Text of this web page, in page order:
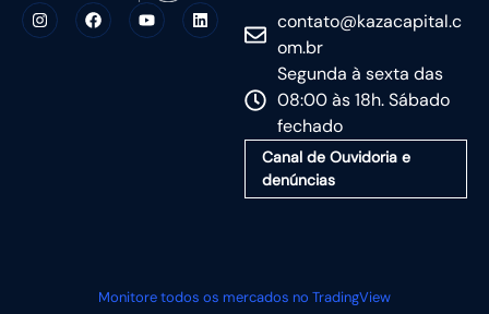
contato@kazacapital.c
om.br
Segunda à sexta das
08:00 às 18h. Sábado
fechado
Canal de Ouvidoria e
denúncias
Monitore todos os mercados no TradingView